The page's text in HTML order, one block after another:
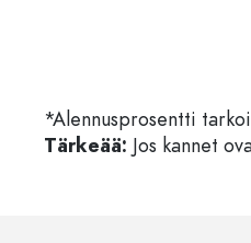
*Alennusprosentti
Tärkeää: Jos kannet